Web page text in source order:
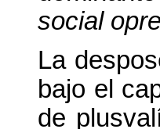
social
La
bajo el
de